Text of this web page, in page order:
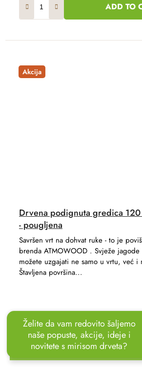
Uživajte u odmoru u vrtu!Drvene ležaljke
ADD TO
Akcija
Drvena podignuta gredica
- pougljena
Savršen vrt na dohvat ruke - to je
brenda ATMOWOOD . Svježe
možete uzgajati ne samo u vrtu, već i
Štavljena površina...
Želite da vam redovito šaljemo
naše popuste, akcije, ideje i
novitete s mirisom drveta?